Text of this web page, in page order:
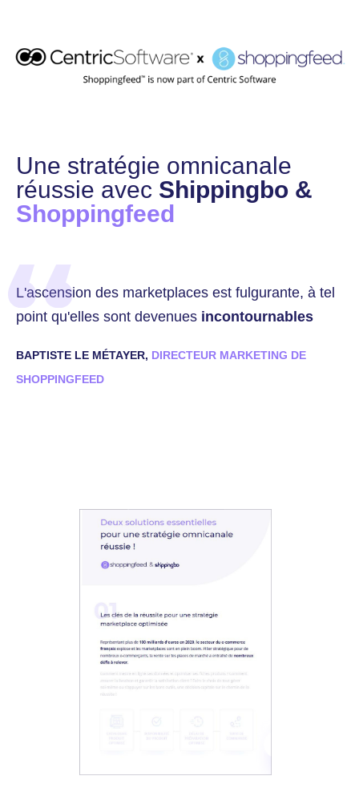
Une stratégie omnicanale
réussie avec Shippingbo &
Shoppingfeed
L'ascension des marketplaces est fulgurante, à tel
point qu'elles sont devenues incontournables
BAPTISTE LE MÉTAYER, DIRECTEUR MARKETING DE
SHOPPINGFEED